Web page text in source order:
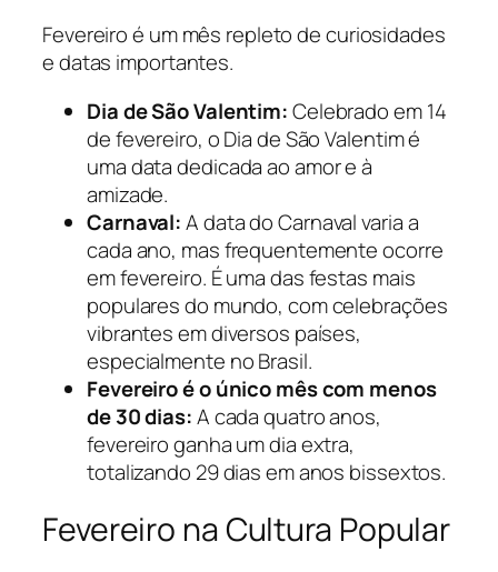
Fevereiro é um mês repleto de curiosidades
e datas importantes.
Dia de São Valentim:Celebrado em 14
de fevereiro, o Dia de São Valentim é
uma data dedicada ao amor e à
amizade.
Carnaval:A data do Carnaval varia a
cada ano, mas frequentemente ocorre
em fevereiro. É uma das festas mais
populares do mundo, com celebrações
vibrantes em diversos países,
especialmente no Brasil.
Fevereiro é o único mês com menos
de 30 dias:A cada quatro anos,
fevereiro ganha um dia extra,
totalizando 29 dias em anos bissextos.
Fevereiro na Cultura Popular